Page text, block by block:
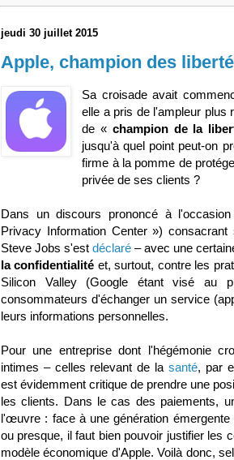
jeudi 30 juillet 2015
Apple, champion des
Sa croisade avait
elle a pris de l'ampleur
de « champion de la
jusqu'à quel point peut-on
firme à la pomme de
privée de ses clients ?
Dans un discours prononcé à
Privacy Information Center »)
Steve Jobs s'est déclaré – avec une
la confidentialité et, surtout, contre les
Silicon Valley (Google étant visé au
consommateurs d'échanger un service
leurs informations personnelles.
Pour une entreprise dont l'hégémonie
intimes – celles relevant de la santé, par
est évidemment critique de prendre une
les clients. Dans le cas des paiements,
l'œuvre : face à une génération
ou presque, il faut bien pouvoir justifier
modèle économique d'Apple. Voilà donc,